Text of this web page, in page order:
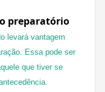
preparatório
levará vantagem
Essa pode ser
que tiver se